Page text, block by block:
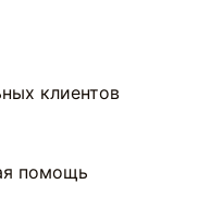
клиентов
помощь